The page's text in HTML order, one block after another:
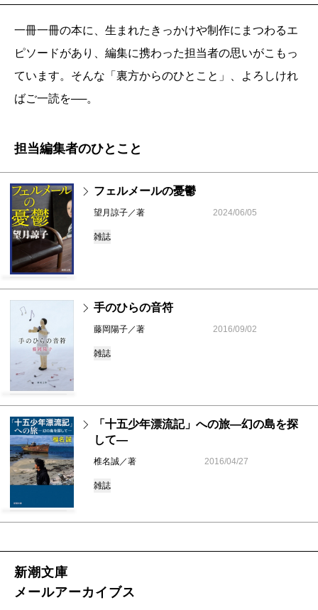
一冊一冊の本に、生まれたきっかけや制作にまつわるエ
ピソードがあり、編集に携わった担当者の思いがこもっ
ています。そんな「裏方からのひとこと」、よろしけれ
ばご一読を──。
担当編集者のひとこと
フェルメールの憂鬱
望月諒子／著 2024/06/05
雑誌
手のひらの音符
藤岡陽子／著 2016/09/02
雑誌
「十五少年漂流記」への旅―幻の島を探
して―
椎名誠／著 2016/04/27
雑誌
新潮文庫
メールアーカイブス